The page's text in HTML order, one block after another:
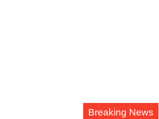
Breaking News